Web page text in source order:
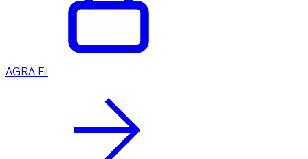
AGRA Fil